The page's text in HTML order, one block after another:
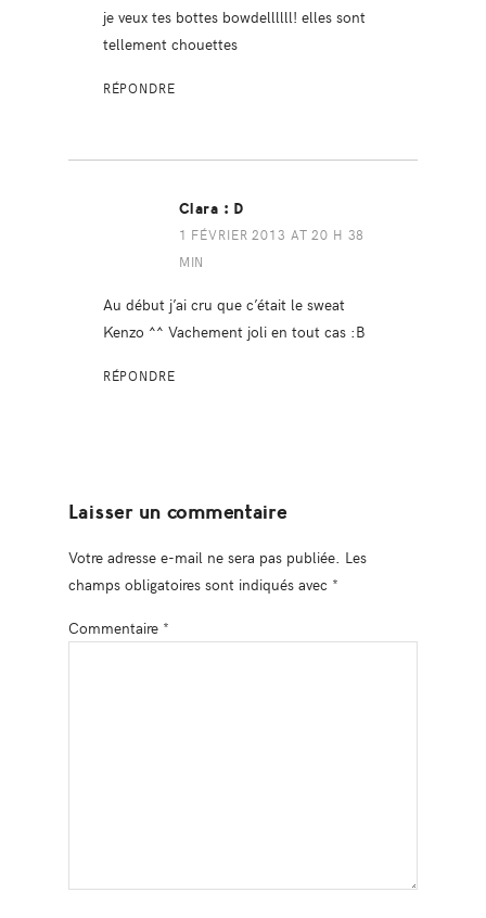
je veux tes bottes bowdellllll! elles sont
tellement chouettes
RÉPONDRE
Clara :D
1 FÉVRIER 2013 AT 20 H 38
MIN
Au début j’ai cru que c’était le sweat
Kenzo ^^ Vachement joli en tout cas :B
RÉPONDRE
Laisser un commentaire
Votre adresse e-mail ne sera pas publiée. Les
champs obligatoires sont indiqués avec *
Commentaire *